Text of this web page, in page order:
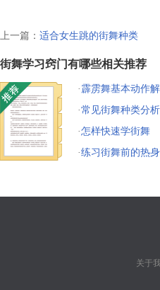
上一篇： 适合女生跳的街舞种类
街舞学习窍门有哪些相关推荐
· 霹雳舞基本动作
·常见街舞种类分析
·怎样快速学街舞
·练习街舞前的热
关于